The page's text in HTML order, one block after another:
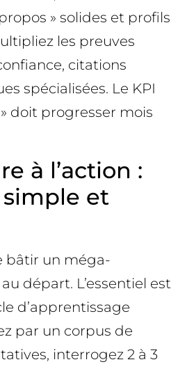
» solides et profils
les preuves
citations
spécialisées. Le KPI
doit progresser mois
à l’action :
et
bâtir un méga-
départ. L’essentiel est
d’apprentissage
par un corpus de
interrogez 2 à 3